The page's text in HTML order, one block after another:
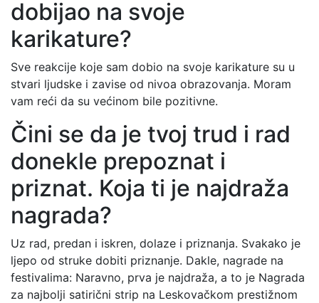
dobijao na svoje
karikature?
Sve reakcije koje sam dobio na svoje karikature su u
stvari ljudske i zavise od nivoa obrazovanja. Moram
vam reći da su većinom bile pozitivne.
Čini se da je tvoj trud i rad
donekle prepoznat i
priznat. Koja ti je najdraža
nagrada?
Uz rad, predan i iskren, dolaze i priznanja. Svakako je
ljepo od struke dobiti priznanje. Dakle, nagrade na
festivalima: Naravno, prva je najdraža, a to je Nagrada
za najbolji satirični strip na Leskovačkom prestižnom